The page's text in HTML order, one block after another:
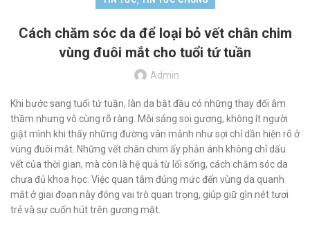
Cách chăm sóc da để loại bỏ vết chân chim
vùng đuôi mắt cho tuổi tứ tuần
Admin
Khi bước sang tuổi tứ tuần, làn da bắt đầu có những thay đổi âm
thầm nhưng vô cùng rõ ràng. Mỗi sáng soi gương, không ít người
giật mình khi thấy những đường vân mảnh như sợi chỉ dần hiện rõ ở
vùng đuôi mắt. Những vết chân chim ấy phản ánh không chỉ dấu
vết của thời gian, mà còn là hệ quả từ lối sống, cách chăm sóc da
chưa đủ khoa học. Việc quan tâm đúng mức đến vùng da quanh
mắt ở giai đoạn này đóng vai trò quan trọng, giúp giữ gìn nét tươi
trẻ và sự cuốn hút trên gương mặt.